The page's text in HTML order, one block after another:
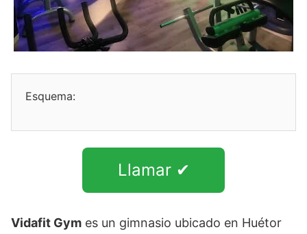
Esquema:
Llamar ✔
Vidafit Gym es un gimnasio ubicado en Huétor